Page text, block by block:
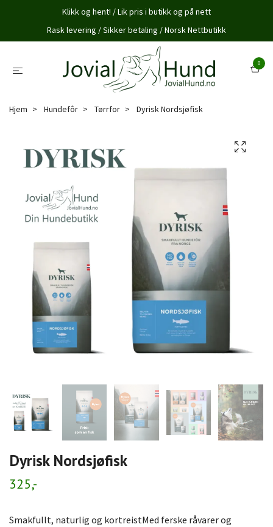
Klikk og hent! / Lik pris i butikk og på nett
Rask levering / Sikker betaling / Norsk Nettbutikk
0
Hjem Hundefôr Tørrfor Dyrisk Nordsjøfisk
Dyrisk Nordsjøfisk
325,-
Smakfullt, naturlig og kortreistMed ferske råvarer og